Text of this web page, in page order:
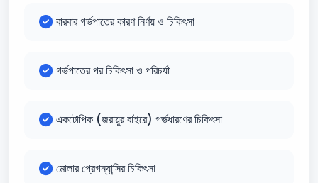
বারবার গর্ভপাতের কারণ নির্ণয় ও চিকিৎসা
গর্ভপাতের পর চিকিৎসা ও পরিচর্যা
একটোপিক (জরায়ুর বাইরে) গর্ভধারণের চিকিৎসা
মোলার প্রেগন্যান্সির চিকিৎসা